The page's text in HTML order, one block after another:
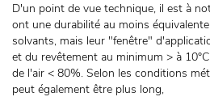
D'un point de vue technique, il est à
ont une durabilité au moins
solvants, mais leur "fenêtre"
et du revêtement au minimum > à
de l'air < 80%. Selon les conditions
peut également être plus long,